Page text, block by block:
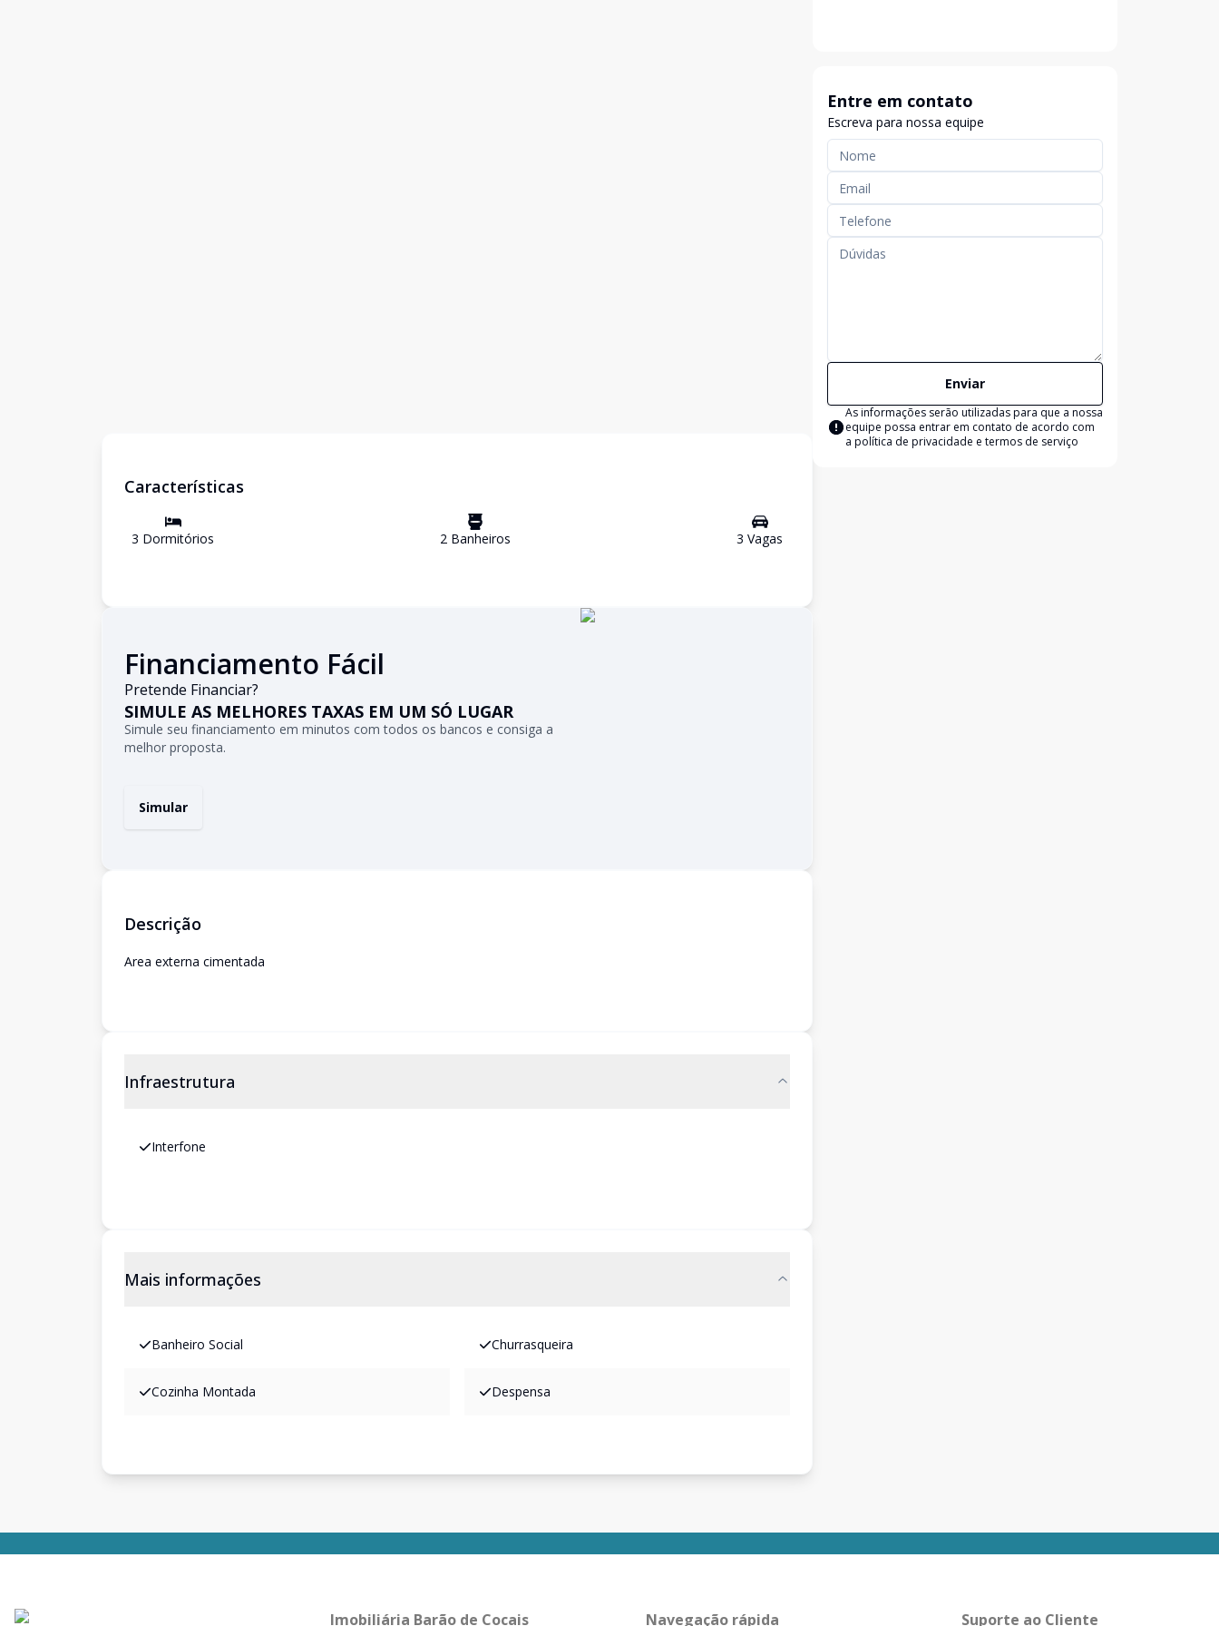
Características
3 Dormitórios 2 Banheiros 3 Vagas
Financiamento Fácil
Pretende Financiar?
SIMULE AS MELHORES TAXAS EM UM SÓ LUGAR
Simule seu financiamento em minutos com todos os bancos e consiga a
melhor proposta.
Simular
Descrição
Area externa cimentada
Infraestrutura
Interfone
Mais informações
Banheiro Social Churrasqueira
Cozinha Montada Despensa
Entre em contato
Escreva para nossa equipe
Enviar
As informações serão utilizadas para que a nossa
equipe possa entrar em contato de acordo com
a política de privacidade e termos de serviço
Imobiliária Barão de Cocais Navegação rápida Suporte ao Cliente